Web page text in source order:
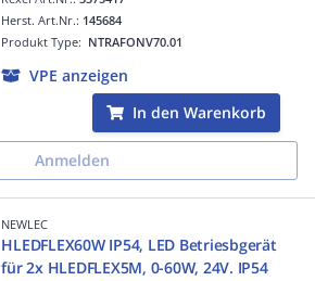
Produkt Type: NTRAFONV70.01
Herst. Art.Nr.: 145684
VPE anzeigen
In den Warenkorb
Anmelden
NEWLEC
HLEDFLEX60W IP54, LED Betriesbgerät
für 2x HLEDFLEX5M, 0-60W, 24V. IP54